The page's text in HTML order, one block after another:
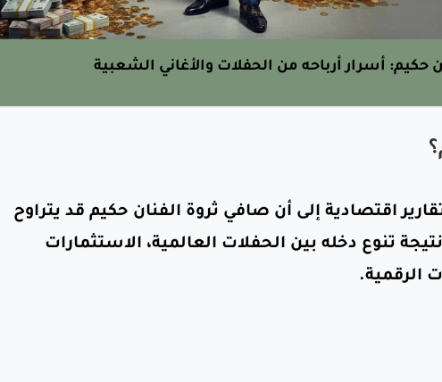
حكيم: أسرار أرباحه من الحفلات والأغاني الشعبية
اقتصادية إلى أن صافي ثروة الفنان حكيم قد يتراوح
دولار، نتيجة تنوع دخله بين الحفلات العالمية، الاستثمارات
الرقمية.